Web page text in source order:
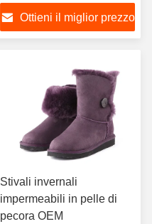
Ottieni il miglior prezzo
Stivali invernali
impermeabili in pelle di
pecora OEM